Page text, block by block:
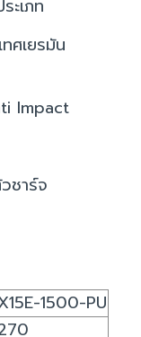
ะเภท
ศเยรมัน
Impact
ชาร์จ
1500-PU